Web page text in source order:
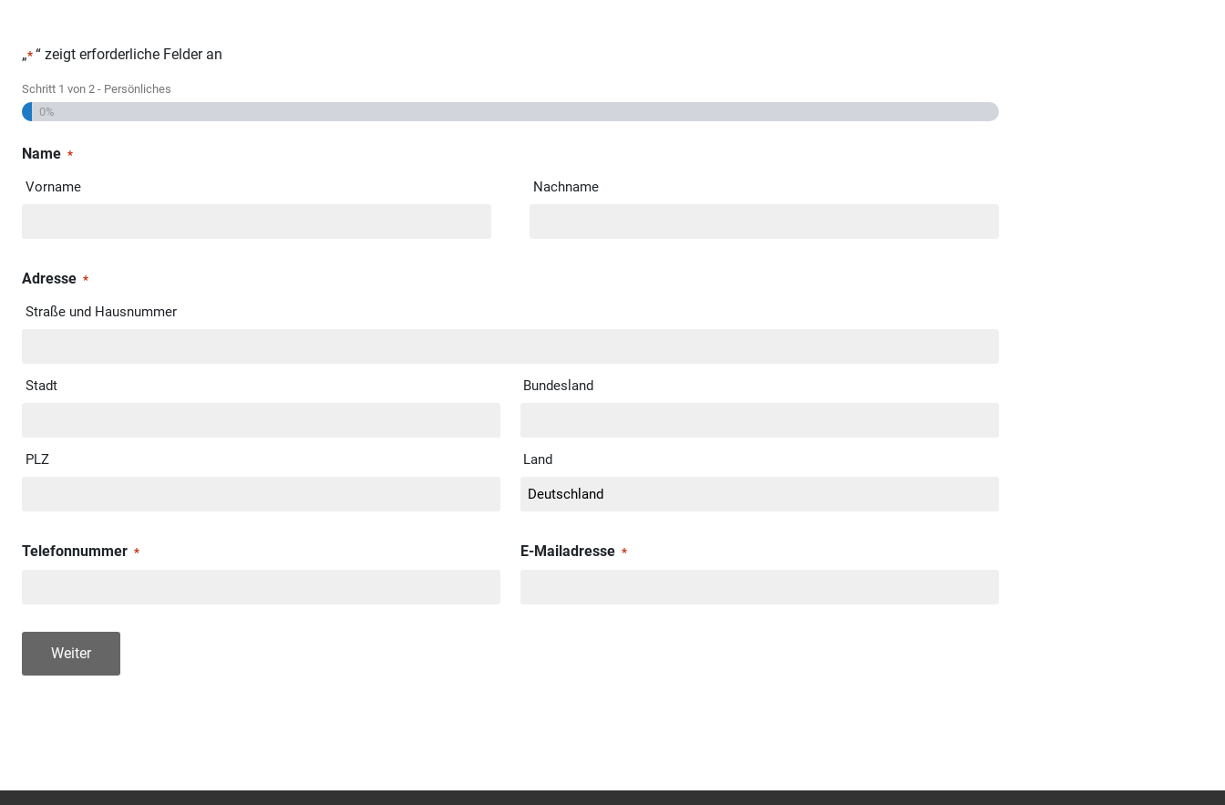
„* “ zeigt erforderliche Felder an
Schritt 1 von 2 - Persönliches
0%
Name *
Vorname Nachname
Adresse *
Straße und Hausnummer
Stadt Bundesland
PLZ Land
Telefonnummer * E-Mailadresse *
Weiter